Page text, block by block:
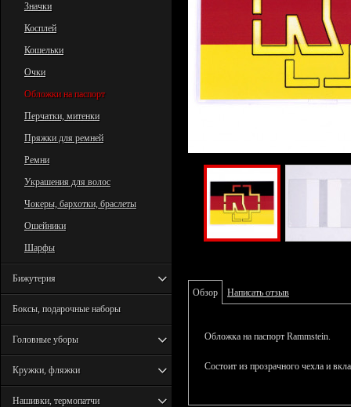
Значки
Косплей
Кошельки
Очки
Обложки на паспорт
Перчатки, митенки
Пряжки для ремней
Ремни
Украшения для волос
Чокеры, бархотки, браслеты
Ошейники
Шарфы
Бижутерия
Боксы, подарочные наборы
Головные уборы
Кружки, фляжки
Нашивки, термопатчи
Обзор Написать отзыв
Обложка на паспорт Rammstein.
Состоит из прозрачного чехла и